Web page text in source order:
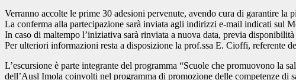
Verranno accolte le prime 30 adesioni pervenute, avendo cura di garantire la
La conferma alla partecipazione sarà inviata agli indirizzi e-mail indicati sul
In caso di maltempo l’iniziativa sarà rinviata a nuova data, previa
Per ulteriori informazioni resta a disposizione la prof.ssa E. Cioffi, referente
L’escursione è parte integrante del programma “Scuole che promuovono la
dell’Ausl Imola coinvolti nel programma di promozione delle competenze di